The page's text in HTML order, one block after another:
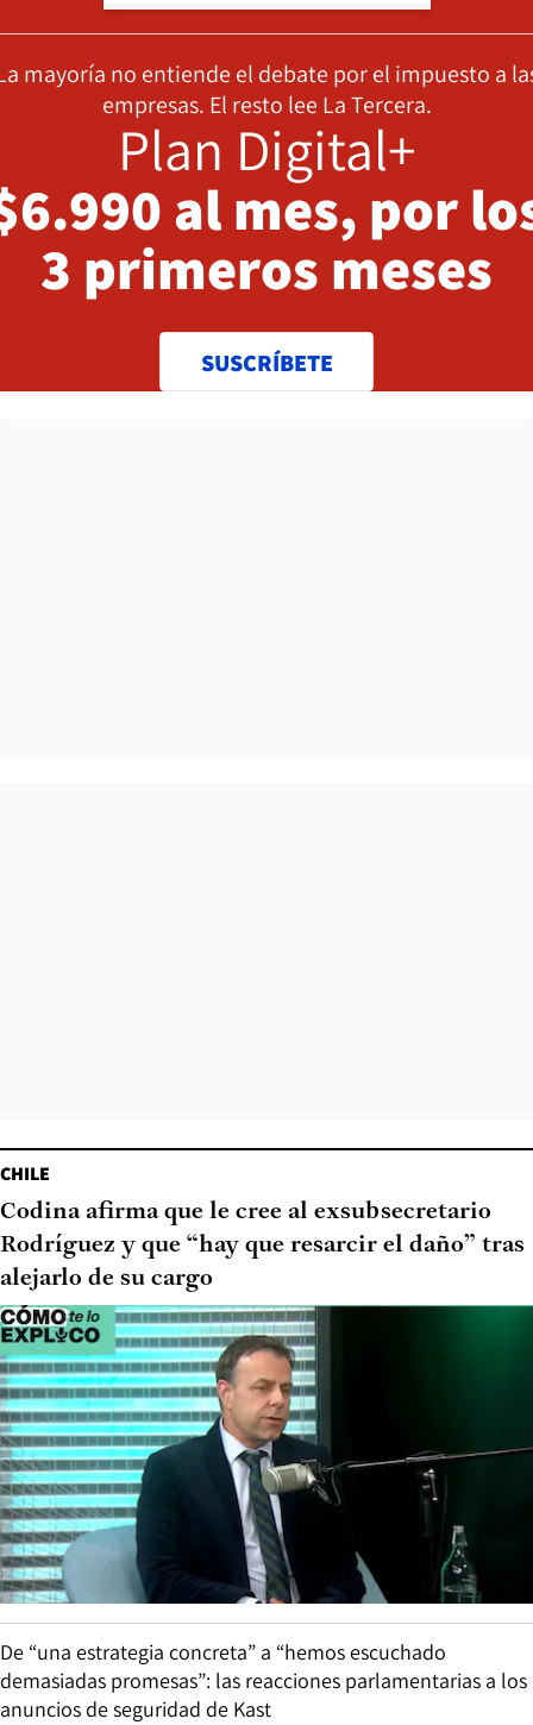
mayoría no entiende el debate por el impuesto a
empresas. El resto lee La Tercera.
Plan Digital+
al mes, por
3 primeros meses
SUSCRÍBETE
CHILE
Codina afirma que le cree al exsubsecretario
Rodríguez y que “hay que resarcir el daño” tras
alejarlo de su cargo
De “una estrategia concreta” a “hemos escuchado
demasiadas promesas”: las reacciones parlamentarias a los
anuncios de seguridad de Kast